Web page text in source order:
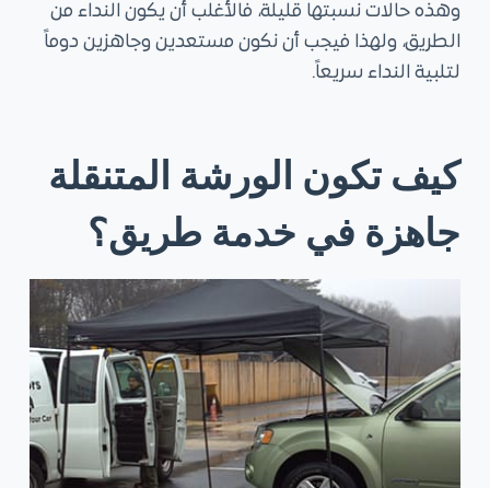
وهذه حالات نسبتها قليلة، فالأغلب أن يكون النداء من
الطريق، ولهذا فيجب أن نكون مستعدين وجاهزين دوماً
لتلبية النداء سريعاً.
كيف تكون الورشة المتنقلة
جاهزة في خدمة طريق؟